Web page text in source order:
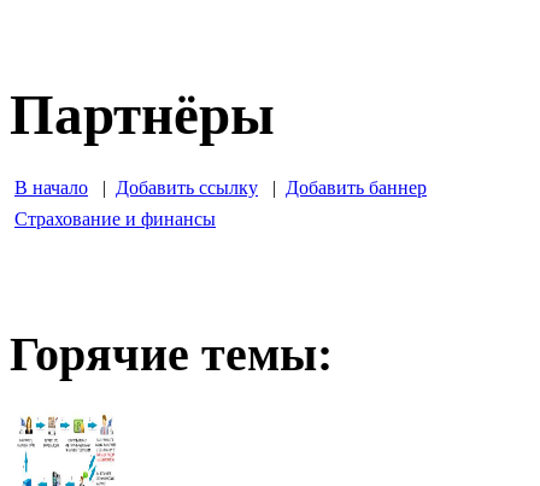
Партнёры
В начало Добавить ссылку
Добавить баннер
Страхование и финансы
Горячие темы: